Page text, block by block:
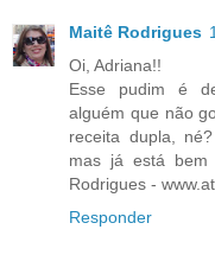
Maitê Rodrigues
Oi, Adriana!!
Esse pudim é
alguém que não
receita dupla,
mas já está bem
Rodrigues -
Responder